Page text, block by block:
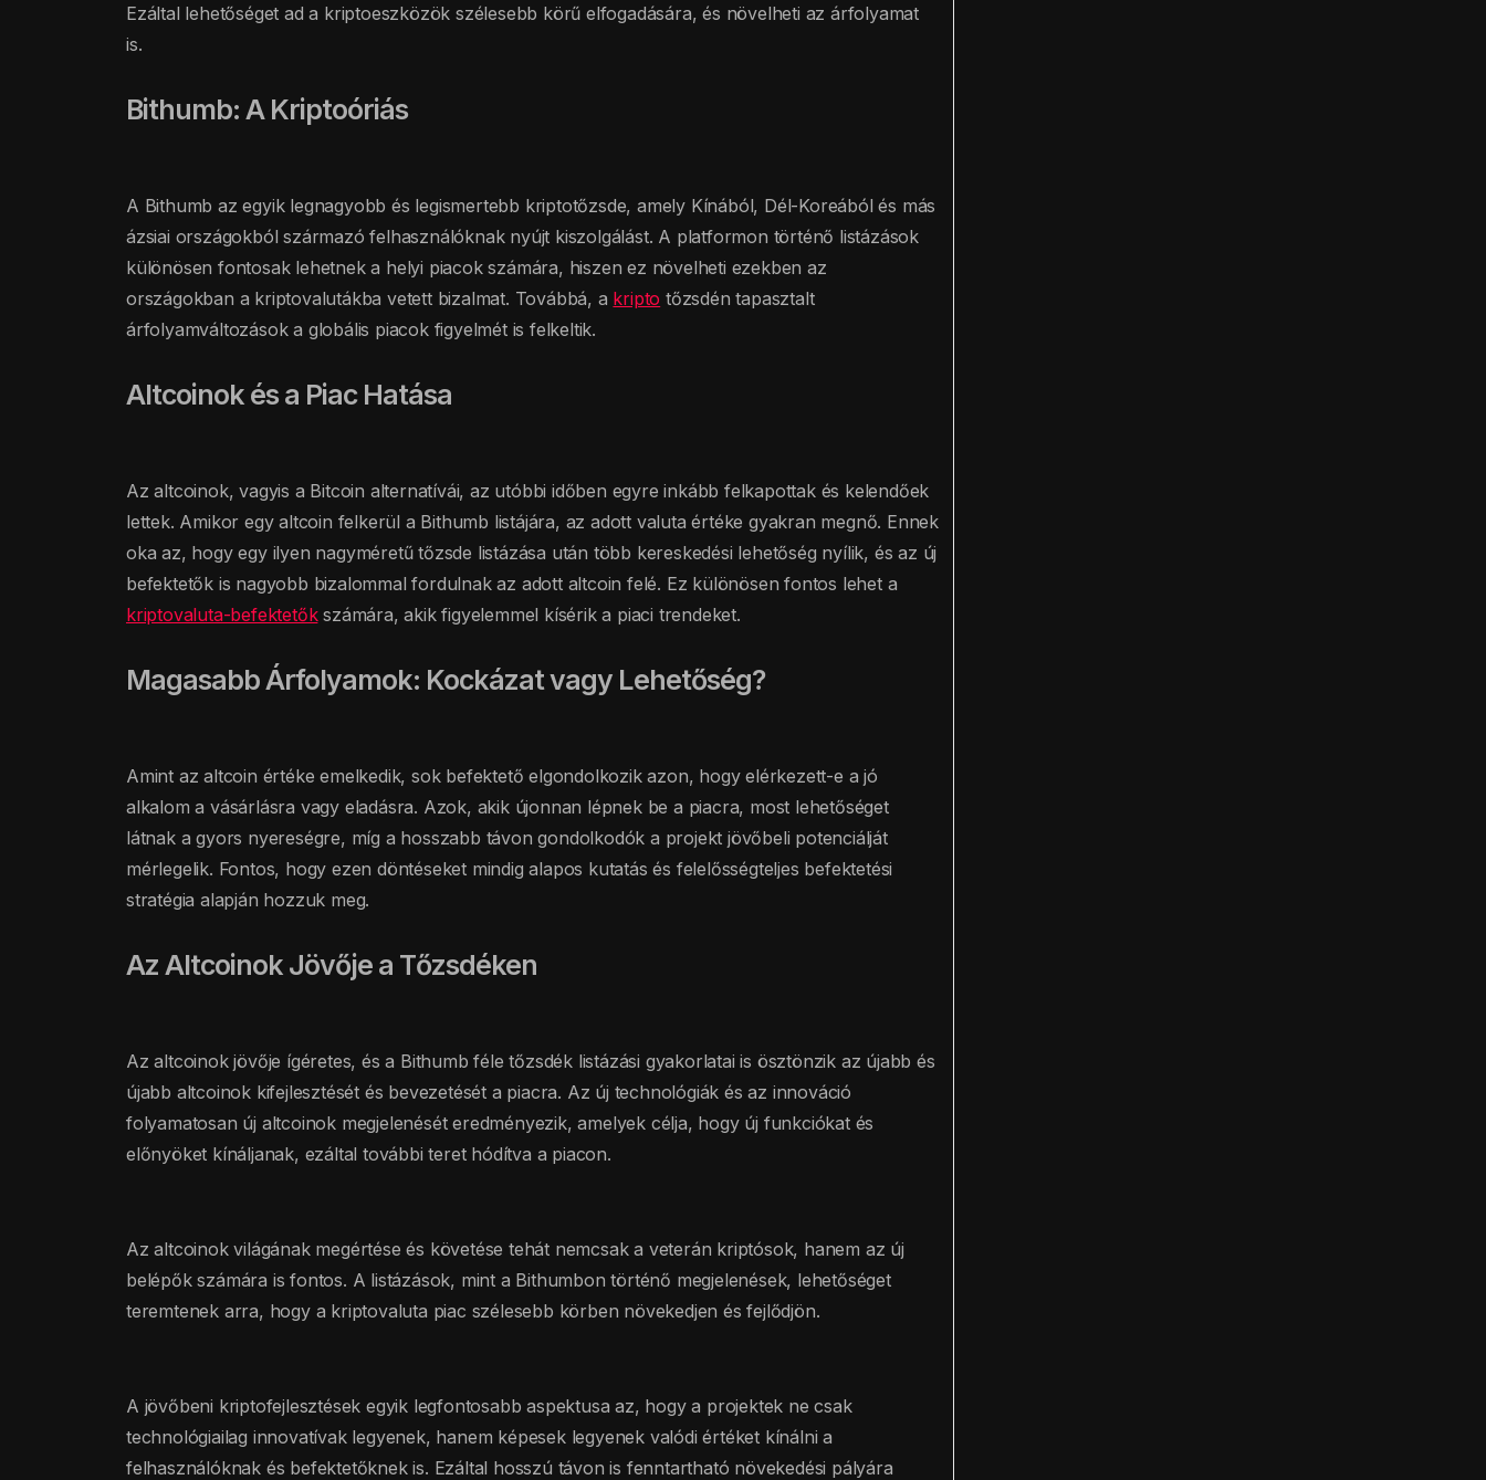
Ezáltal lehetőséget ad a kriptoeszközök szélesebb körű elfogadására, és növelheti az árfolyamat
is.
Bithumb: A Kriptoóriás
A Bithumb az egyik legnagyobb és legismertebb kriptotőzsde, amely Kínából, Dél-Koreából és más
ázsiai országokból származó felhasználóknak nyújt kiszolgálást. A platformon történő listázások
különösen fontosak lehetnek a helyi piacok számára, hiszen ez növelheti ezekben az
országokban a kriptovalutákba vetett bizalmat. Továbbá, a kripto tőzsdén tapasztalt
árfolyamváltozások a globális piacok figyelmét is felkeltik.
Altcoinok és a Piac Hatása
Az altcoinok, vagyis a Bitcoin alternatívái, az utóbbi időben egyre inkább felkapottak és kelendőek
lettek. Amikor egy altcoin felkerül a Bithumb listájára, az adott valuta értéke gyakran megnő. Ennek
oka az, hogy egy ilyen nagyméretű tőzsde listázása után több kereskedési lehetőség nyílik, és az új
befektetők is nagyobb bizalommal fordulnak az adott altcoin felé. Ez különösen fontos lehet a
kriptovaluta-befektetőkszámára, akik figyelemmel kísérik a piaci trendeket.
Magasabb Árfolyamok: Kockázat vagy Lehetőség?
Amint az altcoin értéke emelkedik, sok befektető elgondolkozik azon, hogy elérkezett-e a jó
alkalom a vásárlásra vagy eladásra. Azok, akik újonnan lépnek be a piacra, most lehetőséget
látnak a gyors nyereségre, míg a hosszabb távon gondolkodók a projekt jövőbeli potenciálját
mérlegelik. Fontos, hogy ezen döntéseket mindig alapos kutatás és felelősségteljes befektetési
stratégia alapján hozzuk meg.
Az Altcoinok Jövője a Tőzsdéken
Az altcoinok jövője ígéretes, és a Bithumb féle tőzsdék listázási gyakorlatai is ösztönzik az újabb és
újabb altcoinok kifejlesztését és bevezetését a piacra. Az új technológiák és az innováció
folyamatosan új altcoinok megjelenését eredményezik, amelyek célja, hogy új funkciókat és
előnyöket kínáljanak, ezáltal további teret hódítva a piacon.
Az altcoinok világának megértése és követése tehát nemcsak a veterán kriptósok, hanem az új
belépők számára is fontos. A listázások, mint a Bithumbon történő megjelenések, lehetőséget
teremtenek arra, hogy a kriptovaluta piac szélesebb körben növekedjen és fejlődjön.
A jövőbeni kriptofejlesztések egyik legfontosabb aspektusa az, hogy a projektek ne csak
technológiailag innovatívak legyenek, hanem képesek legyenek valódi értéket kínálni a
felhasználóknak és befektetőknek is. Ezáltal hosszú távon is fenntartható növekedési pályára